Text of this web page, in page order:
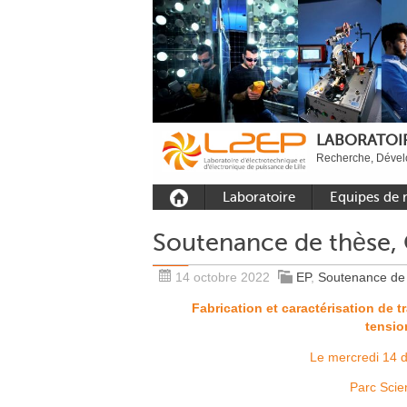
Recherche,
Laboratoire
Outils et moyens
expérimentaux
Equipes de
Equipe
puissance
Méthodes
Soutenance de thèse,
14 octobre 2022 EP, Soutenance
Fabrication et caractérisation de
Le mercredi 14
Parc